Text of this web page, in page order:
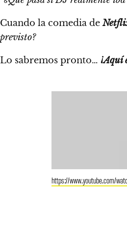
Cuando la comedia de
previsto?
Lo sabremos pronto… ¡Aquí
https://www.youtube.com/